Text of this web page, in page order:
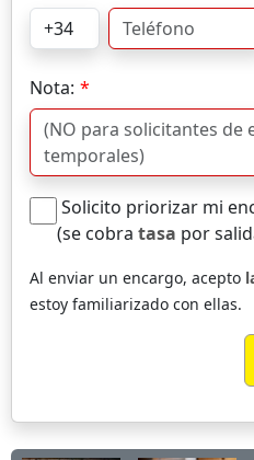
Nota:
Solicito priorizar mi
(se cobra tasa por
Al enviar un encargo, acepto
estoy familiarizado con ellas.